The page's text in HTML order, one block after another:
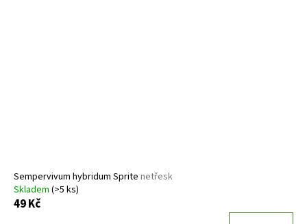
Sempervivum hybridum Sprite netřesk
Skladem (>5 ks)
49 Kč